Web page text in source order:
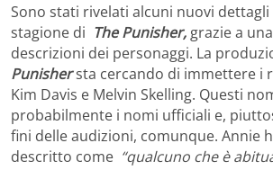
Sono stati rivelati alcuni nuovi dettagli
stagione di The Punisher, grazie a
descrizioni dei personaggi. La
Punishersta cercando di immettere i
Kim Davis e Melvin Skelling. Questi
probabilmente i nomi ufficiali e,
fini delle audizioni, comunque. Annie
descritto come “qualcuno che è